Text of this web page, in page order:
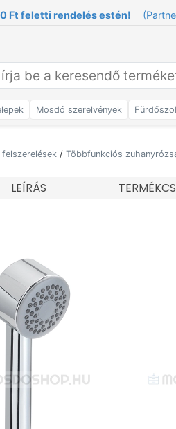
Ft feletti rendelés estén!
Mosdó szerelvények
/ Többfunkciós
LEÍRÁS